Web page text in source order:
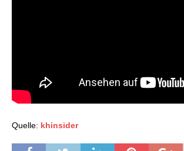
Quelle: khinsider